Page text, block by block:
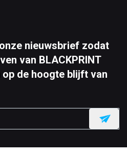
nieuwsbrief zodat
van BLACKPRINT
op de hoogte blijft van